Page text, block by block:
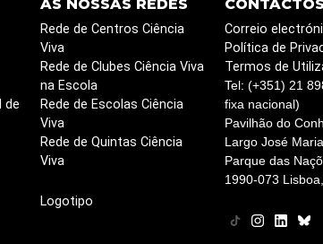
de
AS NOSSAS REDES
Rede de Centros Ciência
Viva
Rede de Clubes Ciência Viva
na Escola
Rede de Escolas Ciência
Viva
Rede de Quintas Ciência
Viva
Logotipo
CONTACTOS
Correio
Política de
Termos de
Tel: (+351) 21
fixa nacional)
Pavilhão do
Largo José
Parque das
1990-073